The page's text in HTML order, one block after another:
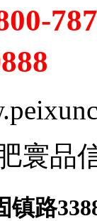
寰品
路